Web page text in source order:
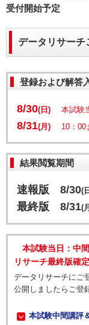
受付開始予定
データリサーチ
登録および解答
8/30(日) 本試験
8/31(月) 10：00
結果閲覧期間
速報版 8/30(
最終版 8/31(
本試験当日：中
リサーチ最終版確
データリサーチにご
公開しましたらご登
本試験中間講評